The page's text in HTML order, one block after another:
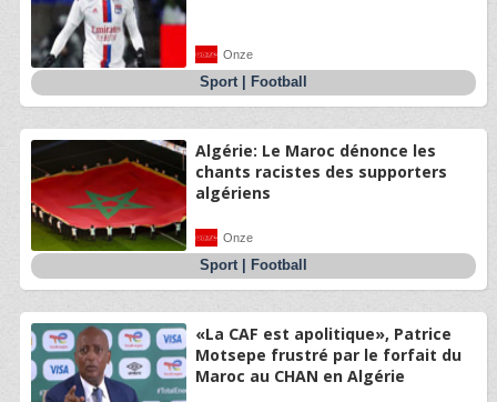
Onze
Sport| Football
Algérie: Le Maroc dénonce les
chants racistes des supporters
algériens
Onze
Sport| Football
«La CAF est apolitique», Patrice
Motsepe frustré par le forfait du
Maroc au CHAN en Algérie